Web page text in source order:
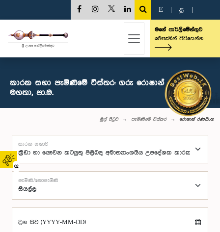
02
E த
මගේ පාර්ලිමේන්තුව
මෙතැනින් පිවිසෙන්න
කාරක සභා පැමිණීමේ විස්තර: ගරු රොෂාන් රණසිංහ
මහතා, පා.ම.
මුල් පිටුව පැමිණීමේ විස්තර රොෂාන් රණසිංහ
කාරක සභාව
පැමිණි/නොපැමිණි
දින සිට (YYYY-MM-DD)